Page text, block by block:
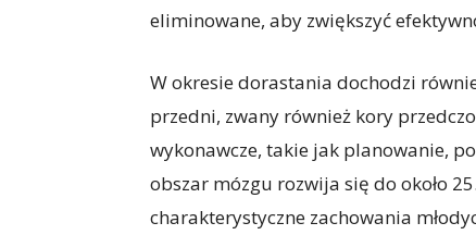
eliminowane, aby zwiększyć
W okresie dorastania dochodzi
przedni, zwany również kory
wykonawcze, takie jak planowanie,
obszar mózgu rozwija się do około
charakterystyczne zachowania